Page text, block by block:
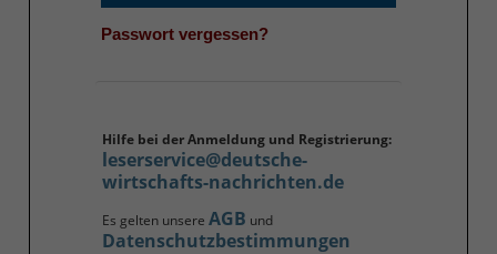
Passwort vergessen?
Hilfe bei der Anmeldung und Registrierung:
leserservice@deutsche-
wirtschafts-nachrichten.de
Es gelten unsere AGB und
Datenschutzbestimmungen